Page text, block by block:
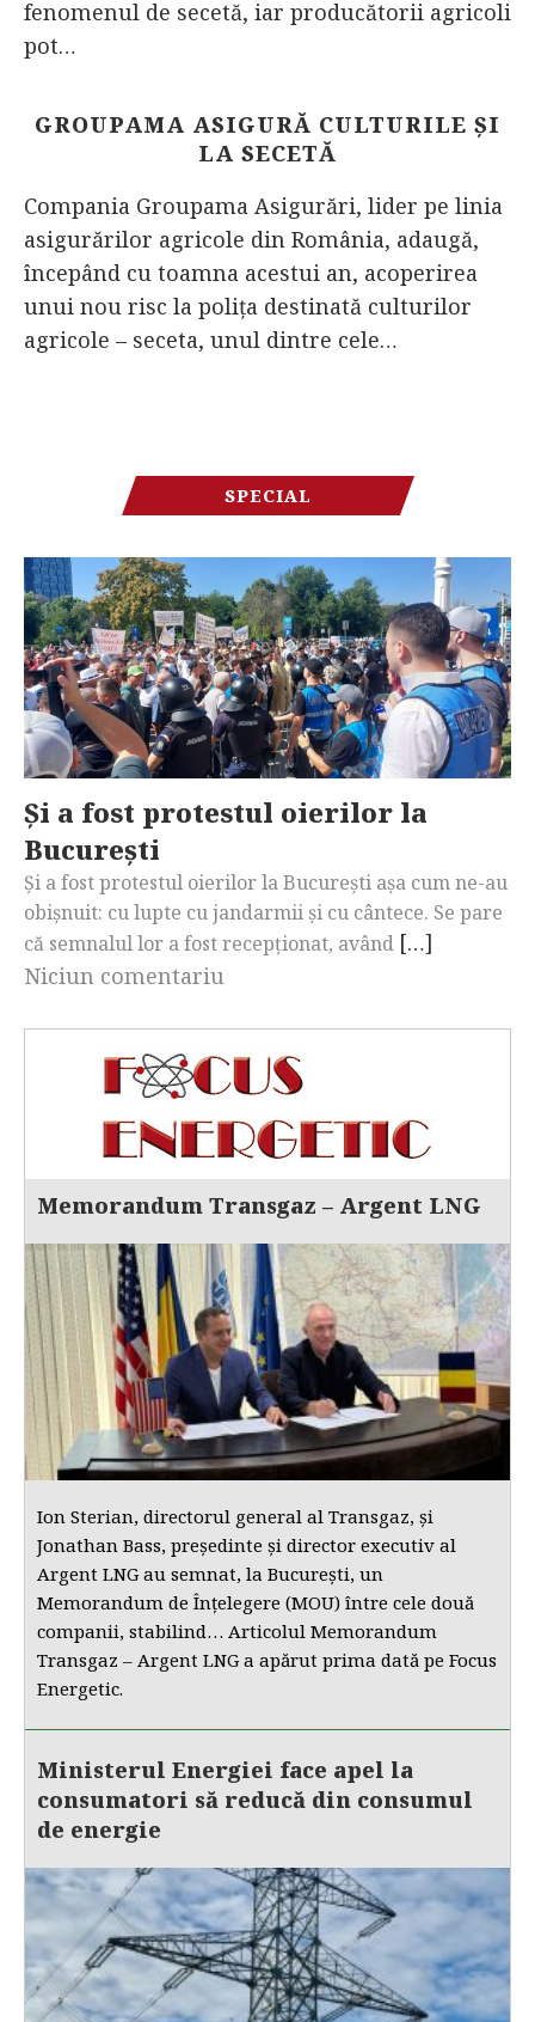
fenomenul de secetă, iar producătorii agricoli
pot…
GROUPAMA ASIGURĂ CULTURILE ȘI
LA SECETĂ
Compania Groupama Asigurări, lider pe linia
asigurărilor agricole din România, adaugă,
începând cu toamna acestui an, acoperirea
unui nou risc la poliţa destinată culturilor
agricole – seceta, unul dintre cele…
SPECIAL
Și a fost protestul oierilor la
București
Și a fost protestul oierilor la București așa cum ne-au
obișnuit: cu lupte cu jandarmii și cu cântece. Se pare
că semnalul lor a fost recepționat, având […]
Niciun comentariu
Memorandum Transgaz – Argent LNG
Ion Sterian, directorul general al Transgaz, și
Jonathan Bass, președinte și director executiv al
Argent LNG au semnat, la București, un
Memorandum de Înțelegere (MOU) între cele două
companii, stabilind… Articolul Memorandum
Transgaz – Argent LNG a apărut prima dată pe Focus
Energetic.
Ministerul Energiei face apel la
consumatori să reducă din consumul
de energie